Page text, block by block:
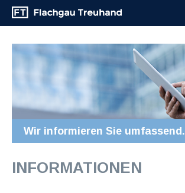
Wir informieren Sie umfassend.
INFORMATIONEN